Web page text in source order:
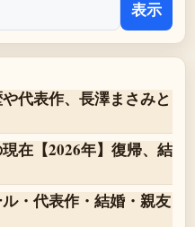
表示
代表作、長澤まさみと
在【2026年】復帰、結
・代表作・結婚・親友